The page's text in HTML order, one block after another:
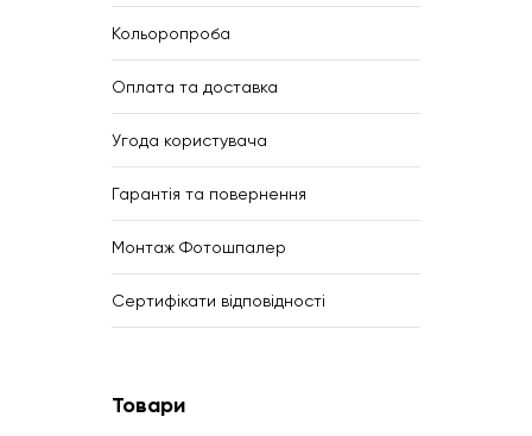
Кольоропроба
Оплата та доставка
Угода користувача
Гарантія та повернення
Монтаж Фотошпалер
Сертифікати відповідності
Товари